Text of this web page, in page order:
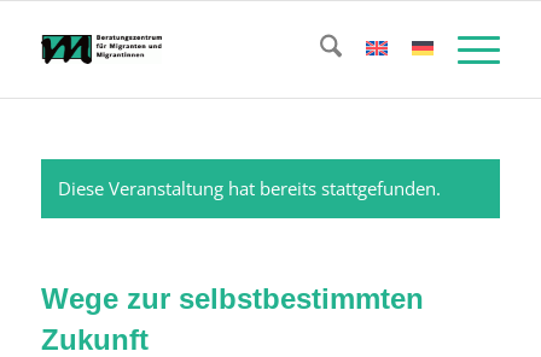
Diese Veranstaltung hat bereits stattgefunden.
Wege zur selbstbestimmten
Zukunft